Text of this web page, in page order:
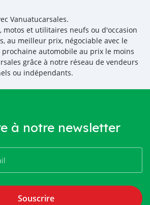
Vanuatucarsales.
motos et utilitaires neufs ou d'occasion
au meilleur prix, négociable avec le
automobile au prix le moins
grâce à notre réseau de vendeurs
ou indépendants.
à notre newsletter
Souscrire